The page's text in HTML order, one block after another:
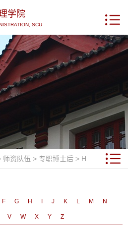
学院
SCU
师资队伍 > 专职博士后 > H
F G H J K L M N
V W X Y Z